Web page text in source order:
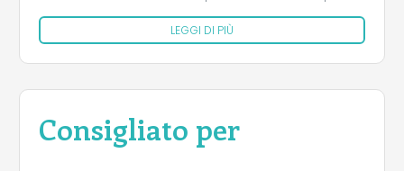
fiume rapido, idromassaggio, gioco d'acqua con
scivoli, sedie a sdraio ed ombrelloni gratuiti.
Spettacoli e ricco programma di animazione
internazionale nella grande arena coperta. Parco
giochi, campo sportivo, campi da ping pong al
sintetica, noleggio pedalò, SUP, canoe, ebike e
biciclette. In alta stagione trekking con guida
LEGGI DI PIÙ
Consigliato per